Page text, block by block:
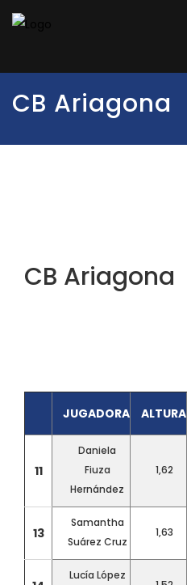
CB Ariagona
CB Ariagona
JUGADORA ALTURA
11
Daniela
Fiuza
Hernández
1,62
13
Samantha
Suárez Cruz
1,63
Lucía López